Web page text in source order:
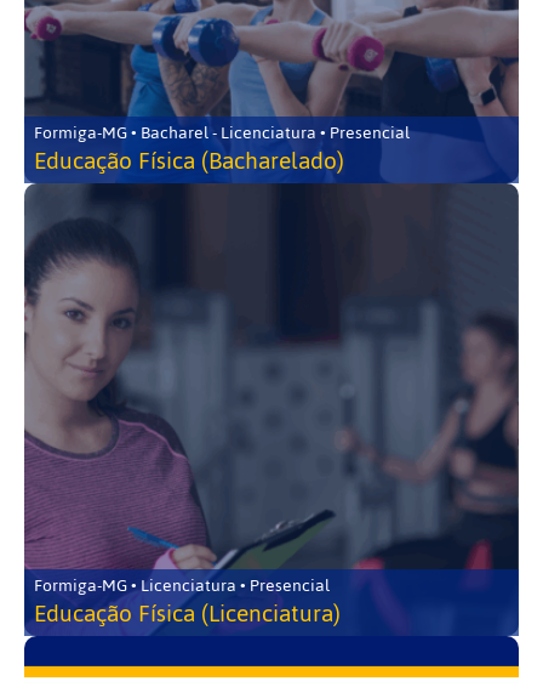
Formiga-MG • Bacharel - Licenciatura • Presencial
Educação Física (Bacharelado)
Formiga-MG • Licenciatura • Presencial
Educação Física (Licenciatura)